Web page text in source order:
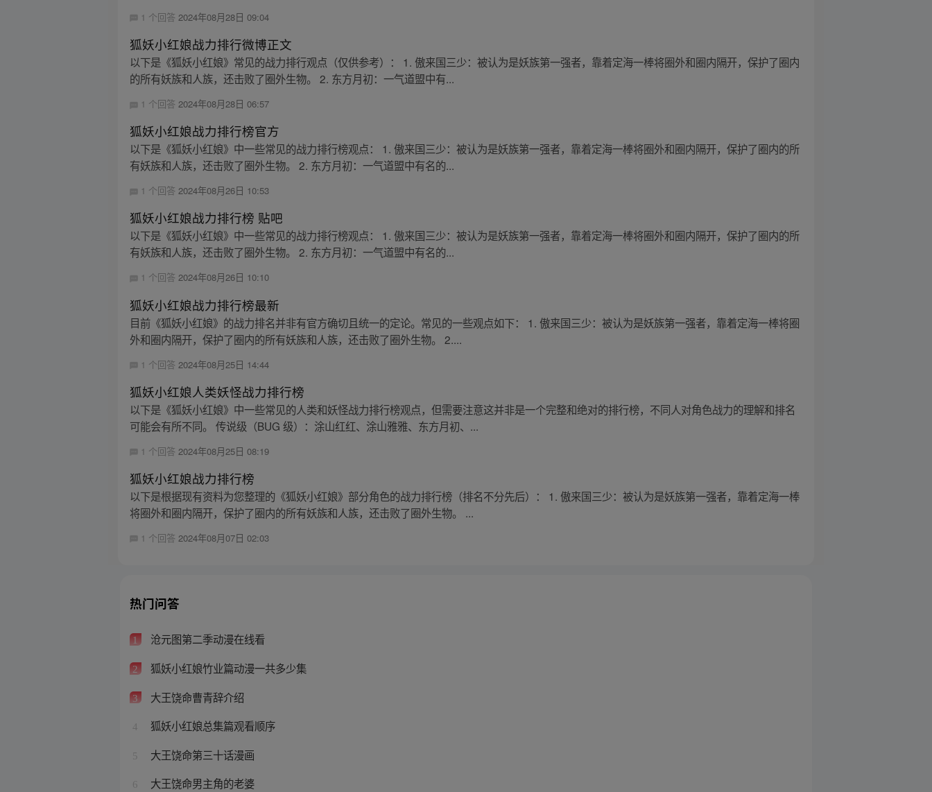
1 个回答 2024年08月28日 09:04
狐妖小红娘战力排行微博正文
以下是《狐妖小红娘》常见的战力排行观点（仅供参考）： 1. 傲来国三少：被认为是妖族第一强者，靠着定海一棒将圈外和圈内隔开，保护了圈内
的所有妖族和人族，还击败了圈外生物。 2. 东方月初：一气道盟中有...
1 个回答2024年08月28日 06:57
狐妖小红娘战力排行榜官方
以下是《狐妖小红娘》中一些常见的战力排行榜观点： 1. 傲来国三少：被认为是妖族第一强者，靠着定海一棒将圈外和圈内隔开，保护了圈内的所
有妖族和人族，还击败了圈外生物。 2. 东方月初：一气道盟中有名的...
1 个回答2024年08月26日 10:53
狐妖小红娘战力排行榜 贴吧
以下是《狐妖小红娘》中一些常见的战力排行榜观点： 1. 傲来国三少：被认为是妖族第一强者，靠着定海一棒将圈外和圈内隔开，保护了圈内的所
有妖族和人族，还击败了圈外生物。 2. 东方月初：一气道盟中有名的...
1 个回答2024年08月26日 10:10
狐妖小红娘战力排行榜最新
目前《狐妖小红娘》的战力排名并非有官方确切且统一的定论。常见的一些观点如下： 1. 傲来国三少：被认为是妖族第一强者，靠着定海一棒将圈
外和圈内隔开，保护了圈内的所有妖族和人族，还击败了圈外生物。 2....
1 个回答 2024年08月25日 14:44
狐妖小红娘人类妖怪战力排行榜
以下是《狐妖小红娘》中一些常见的人类和妖怪战力排行榜观点，但需要注意这并非是一个完整和绝对的排行榜，不同人对角色战力的理解和排名
可能会有所不同。 传说级（BUG 级）：涂山红红、涂山雅雅、东方月初、...
1 个回答 2024年08月25日 08:19
狐妖小红娘战力排行榜
以下是根据现有资料为您整理的《狐妖小红娘》部分角色的战力排行榜（排名不分先后）： 1. 傲来国三少：被认为是妖族第一强者，靠着定海一棒
将圈外和圈内隔开，保护了圈内的所有妖族和人族，还击败了圈外生物。 ...
1 个回答2024年08月07日 02:03
热门问答
1 沧元图第二季动漫在线看
2 狐妖小红娘竹业篇动漫一共多少集
3 大王饶命曹青辞介绍
4 狐妖小红娘总集篇观看顺序
5 大王饶命第三十话漫画
6 大王饶命男主角的老婆